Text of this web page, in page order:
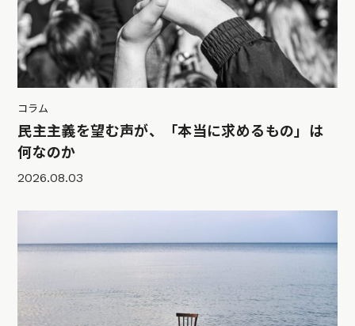
コラム
民主主義を望む声が、「本当に求めるもの」は
何なのか
2026.08.03